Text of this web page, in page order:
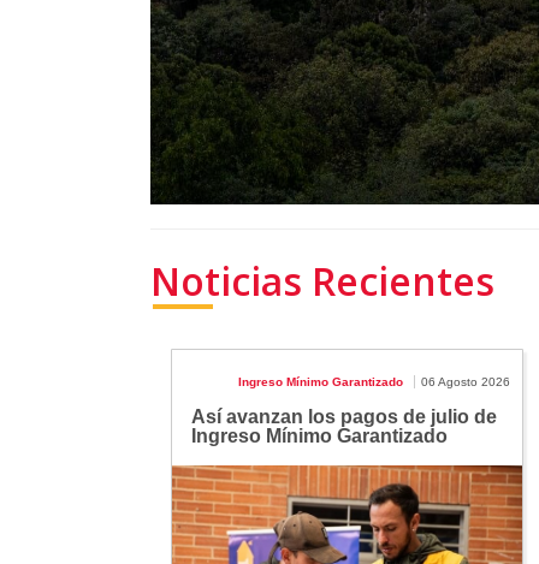
Noticias Recientes
Ingreso Mínimo Garantizado 06 Agosto 2026
Así avanzan los pagos de julio de
Ingreso Mínimo Garantizado